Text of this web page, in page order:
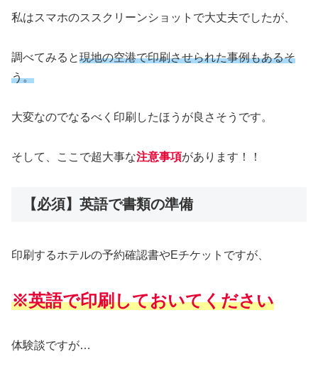
私はスマホのススクリーンショットで大丈夫でしたが、
調べてみると現地の空港で印刷させられた事例もあるそ
う。
大変なのでなるべく印刷したほうが良さそうです。
そして、ここで超大事な注意事項があります！！
【必須】英語で書類の準備
印刷するホテルの予約確認書やEチケットですが、
※英語で印刷しておいてください
体験談ですが…